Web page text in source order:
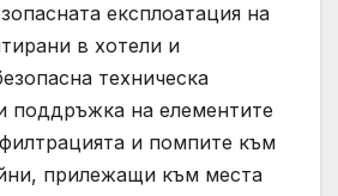
експлоатация на
в хотели и
техническа
поддръжка на елементите
и помпите към
прилежащи към места